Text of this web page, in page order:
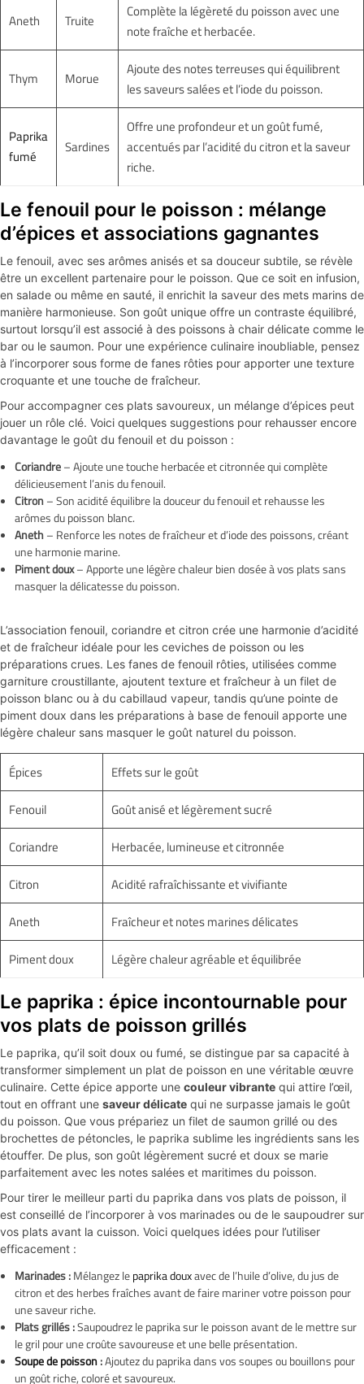
Aneth Truite
Complète la légèreté du poisson avec une
note fraîche et herbacée.
Thym Morue
Ajoute des notes terreuses qui équilibrent
les saveurs salées et l’iode du poisson.
Paprika
fumé
Sardines
Offre une profondeur et un goût fumé,
accentués par l’acidité du citron et la saveur
riche.
Le fenouil pour le poisson : mélange
d’épices et associations gagnantes
Le fenouil, avec ses arômes anisés et sa douceur subtile, se révèle
être un excellent partenaire pour le poisson. Que ce soit en infusion,
en salade ou même en sauté, il enrichit la saveur des mets marins de
manière harmonieuse. Son goût unique offre un contraste équilibré,
surtout lorsqu’il est associé à des poissons à chair délicate comme le
bar ou le saumon. Pour une expérience culinaire inoubliable, pensez
à l’incorporer sous forme de fanes rôties pour apporter une texture
croquante et une touche de fraîcheur.
Pour accompagner ces plats savoureux, un mélange d’épices peut
jouer un rôle clé. Voici quelques suggestions pour rehausser encore
davantage le goût du fenouil et du poisson :
Coriandre– Ajoute une touche herbacée et citronnée qui complète
délicieusement l’anis du fenouil.
Citron– Son acidité équilibre la douceur du fenouil et rehausse les
arômes du poisson blanc.
Aneth– Renforce les notes de fraîcheur et d’iode des poissons, créant
une harmonie marine.
Piment doux– Apporte une légère chaleur bien dosée à vos plats sans
masquer la délicatesse du poisson.
L’association fenouil, coriandre et citron crée une harmonie d’acidité
et de fraîcheur idéale pour les ceviches de poisson ou les
préparations crues. Les fanes de fenouil rôties, utilisées comme
garniture croustillante, ajoutent texture et fraîcheur à un filet de
poisson blanc ou à du cabillaud vapeur, tandis qu’une pointe de
piment doux dans les préparations à base de fenouil apporte une
légère chaleur sans masquer le goût naturel du poisson.
Épices
Effets sur le goût
Fenouil
Goût anisé et légèrement sucré
Coriandre
Herbacée, lumineuse et citronnée
Citron
Acidité rafraîchissante et vivifiante
Aneth
Fraîcheur et notes marines délicates
Piment doux
Légère chaleur agréable et équilibrée
Le paprika : épice incontournable pour
vos plats de poisson grillés
Le paprika, qu’il soit doux ou fumé, se distingue par sa capacité à
transformer simplement un plat de poisson en une véritable œuvre
culinaire. Cette épice apporte une couleur vibrante qui attire l’œil,
tout en offrant une saveur délicate qui ne surpasse jamais le goût
du poisson. Que vous prépariez un filet de saumon grillé ou des
brochettes de pétoncles, le paprika sublime les ingrédients sans les
étouffer. De plus, son goût légèrement sucré et doux se marie
parfaitement avec les notes salées et maritimes du poisson.
Pour tirer le meilleur parti du paprika dans vos plats de poisson, il
est conseillé de l’incorporer à vos marinades ou de le saupoudrer sur
vos plats avant la cuisson. Voici quelques idées pour l’utiliser
efficacement :
Marinades :Mélangez lepaprika douxavec de l’huile d’olive, du jus de
citron et des herbes fraîches avant de faire mariner votre poisson pour
une saveur riche.
Plats grillés :Saupoudrez le paprika sur le poisson avant de le mettre sur
le gril pour une croûte savoureuse et une belle présentation.
Soupe de poisson:Ajoutez du paprika dans vos soupes ou bouillons pour
un goût riche, coloré et savoureux.